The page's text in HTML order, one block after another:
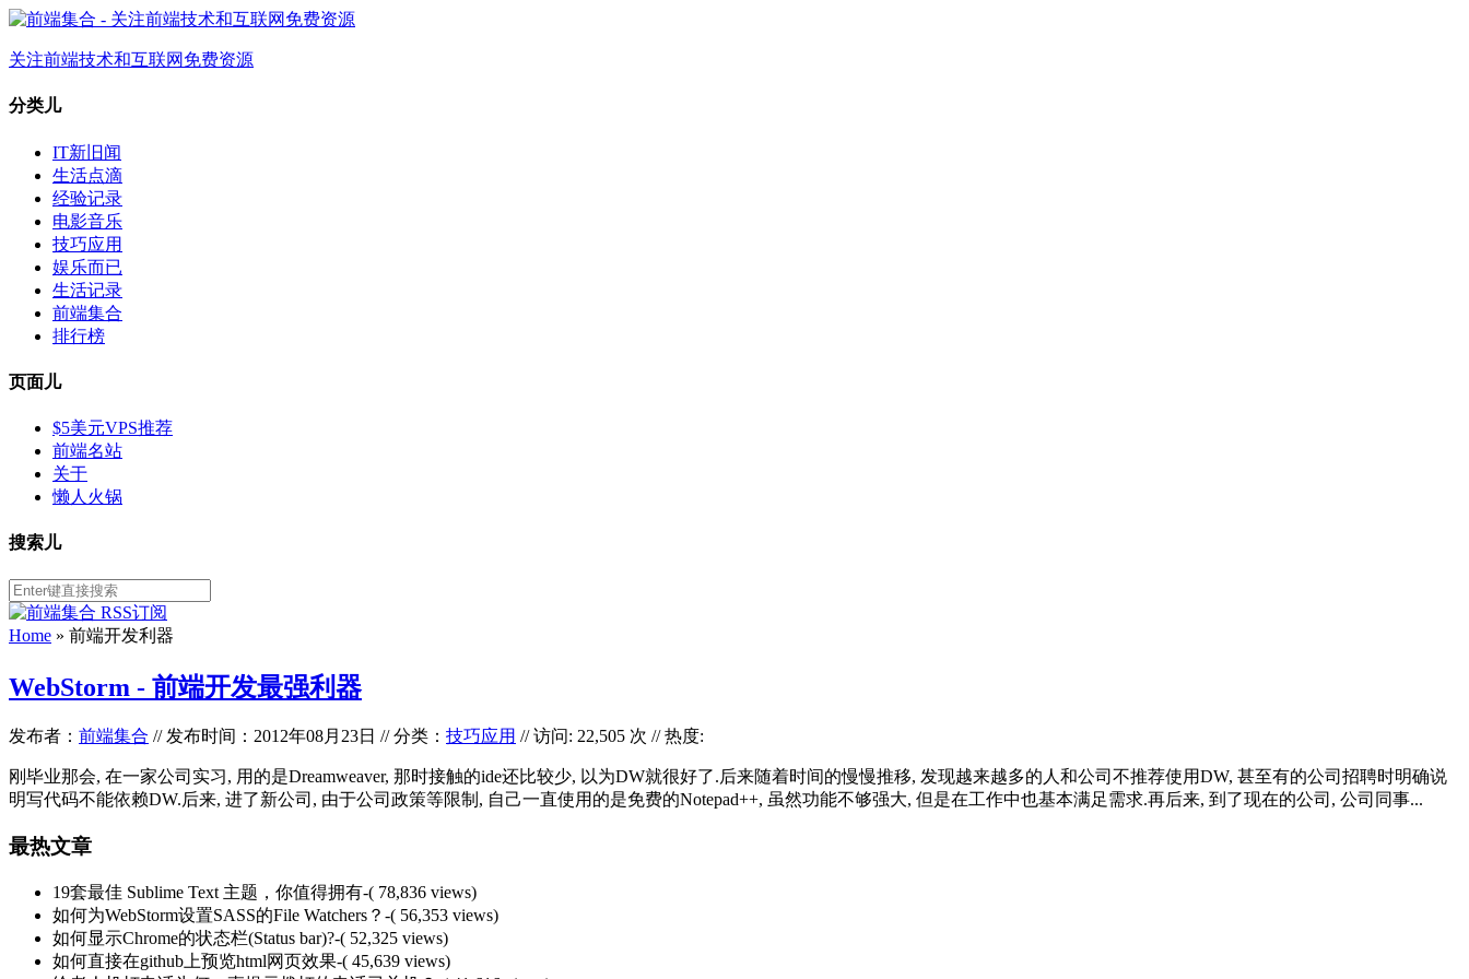
关注前端技术和互联网免费资源
分类儿
IT新旧闻
生活点滴
经验记录
电影音乐
技巧应用
娱乐而已
生活记录
前端集合
排行榜
页面儿
$5美元VPS推荐
前端名站
关于
懒人火锅
搜索儿
Home » 前端开发利器
WebStorm - 前端开发最强利器
发布者： 前端集合 //发布时间：2012年08月23日 //分类： 技巧应用 // 访问: 22,505 次 // 热度:
刚毕业那会, 在一家公司实习, 用的是Dreamweaver, 那时接触的ide还比较少, 以为DW就很好了.后来随着时间的慢慢推移, 发现越来越多的人和公司不推荐使用DW, 甚至有的公司招聘时明确说
明写代码不能依赖DW.后来, 进了新公司, 由于公司政策等限制, 自己一直使用的是免费的Notepad++, 虽然功能不够强大, 但是在工作中也基本满足需求.再后来, 到了现在的公司, 公司同事...
最热文章
19套最佳 Sublime Text 主题，你值得拥有-( 78,836 views)
如何为WebStorm设置SASS的File Watchers？ -( 56,353 views)
如何显示Chrome的状态栏(Status bar)?-( 52,325 views)
如何直接在github上预览html网页效果-( 45,639 views)